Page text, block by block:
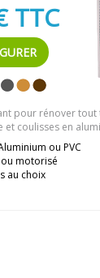
TTC
pour rénover tout
et coulisses en
ou PVC
motorisé
au choix